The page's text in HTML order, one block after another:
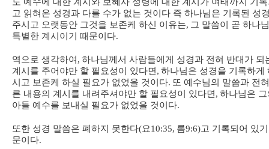
고 읽혀온 성경과 다를 수가 없는 것이다 즉 하나님은 기록된 성
주시고 오랫동안 그것을 보존케 하신 이유는, 그 말씀이 곧 하나
특별한 계시이기 때문이다.
역으로 생각하여 , 하나님께서 사람들에게 성경과 전혀 반대가 되
계시를 주어야만 할 필요성이 있다면 , 하나님은 성경을 기록하게
시고 보존케 하실 필요가 없었을 것이다. 또 예수님의 말씀과 전
른 내용의 계시를 내려주셔야만 할 필요성이 있다면 , 하나님은 그
아들 예수를 보내실 필요가 없었을 것이다.
또한 성경 말씀은 폐하지 못한다(요10:35, 롬9:6)고 기록되어 있
문이다.